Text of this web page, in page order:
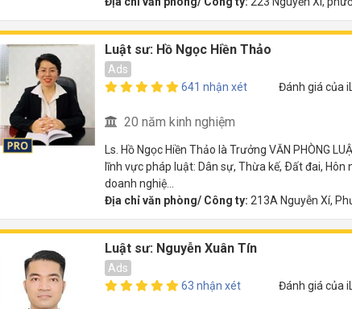
Luật sư: Hồ Ngọc Hiền Thảo
Ads
641 nhận xét
Đánh giá của
20 năm kinh nghiệm
Ls. Hồ Ngọc Hiền Thảo là Trưởng VĂN PHÒNG
lĩnh vực pháp luật: Dân sự, Thừa kế, Ðất đai,
doanh nghiệ...
Địa chỉ văn phòng/ Công ty: 213A Nguyễn Xí,
Luật sư: Nguyễn Xuân Tín
Ads
63 nhận xét
Đánh giá của